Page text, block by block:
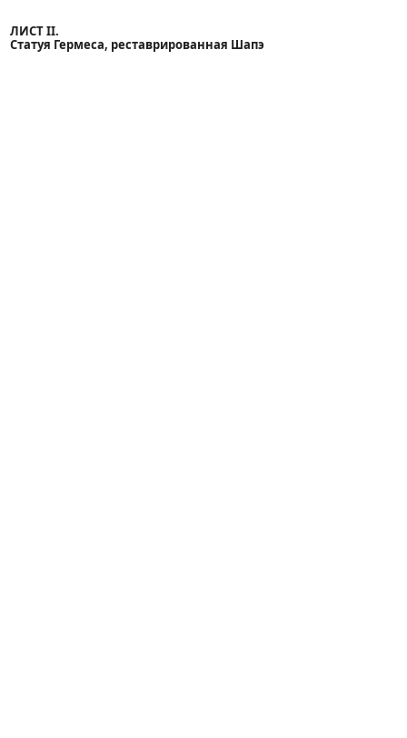
ЛИСТ II.
Статуя Гермеса, реставрированная Шапэ